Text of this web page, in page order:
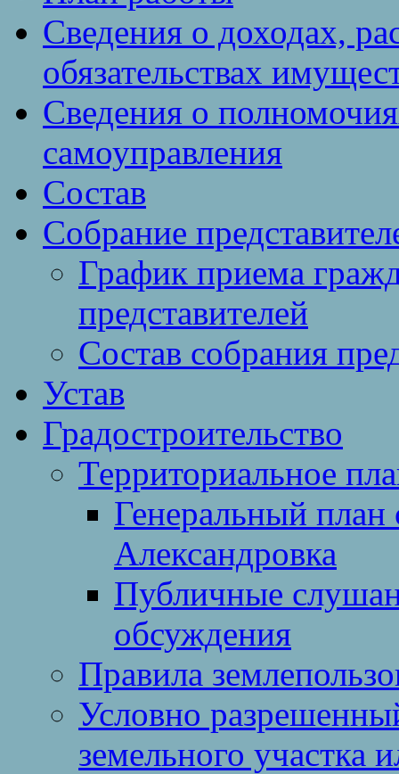
Сведения о доходах,
обязательствах
Сведения о
самоуправления
Состав
Собрание
График приема
представителей
Состав собрания
Устав
Градостроительство
Территориальное
Генеральный план
Александровка
Публичные
обсуждения
Правила
Условно
земельного участка